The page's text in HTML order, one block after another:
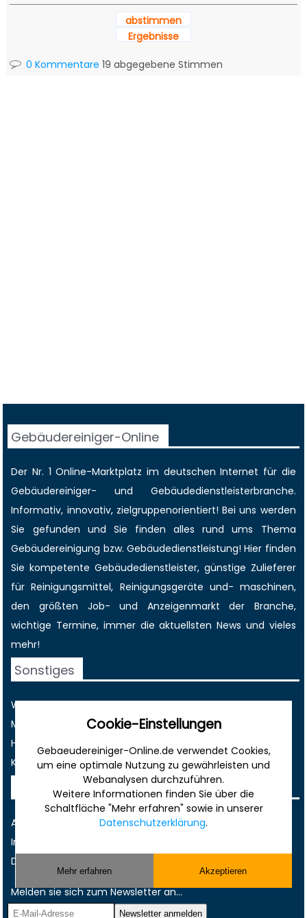
abstimmen
Ergebnisse
0 Kommentare 19 abgegebene Stimmen
Gebäudereiniger-Online
Der Nr. 1 Online-Marktplatz im deutschen Internet für die
Gebäudereiniger- und Gebäudedienstleisterbranche.
Informativ, innovativ, zielgruppenorientiert! Bei uns werden
Sie gefunden und Sie finden alles rund ums Thema
Gebäudereinigung bzw. Gebäudedienstleistung! Hier finden
Sie kompetente Gebäudedienstleister, günstige Zulieferer
für Reinigungsmittel, Reinigungsgeräte und- maschinen,
den größten Job- und Anzeigenmarkt der Branche,
wichtige Termine, immer dieaktuellsten News und vieles
mehr!
Sonstiges
Werbung
Musterverträge und Vorlagen
Hilfe
Kontakt
Rechtliches
AGB
Impressum
Datenschutz
Melden sie sich zum Newsletter an...
Cookie-Einstellungen
Gebaeudereiniger-Online.de verwendet Cookies,
um eine optimale Nutzung zu gewährleisten und
Webanalysen durchzuführen.
Weitere Informationen finden Sie über die
Schaltfläche "Mehr erfahren" sowie in unserer
Datenschutzerklärung.
Mehr erfahren Akzeptieren